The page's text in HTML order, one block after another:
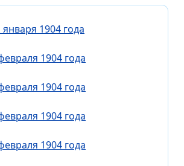
1904 года
1904 года
1904 года
1904 года
1904 года